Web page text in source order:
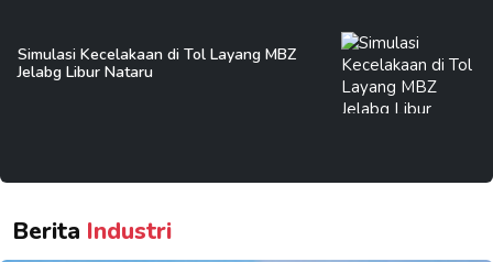
Simulasi Kecelakaan di Tol Layang MBZ
Jelabg Libur Nataru
Berita Industri